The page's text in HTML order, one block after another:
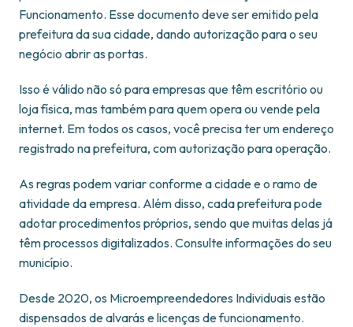
Funcionamento. Esse documento deve ser emitido pela
prefeitura da sua cidade, dando autorização para o seu
negócio abrir as portas.
Isso é válido não só para empresas que têm escritório ou
loja física, mas também para quem opera ou vende pela
internet. Em todos os casos, você precisa ter um endereço
registrado na prefeitura, com autorização para operação.
As regras podem variar conforme a cidade e o ramo de
atividade da empresa. Além disso, cada prefeitura pode
adotar procedimentos próprios, sendo que muitas delas já
têm processos digitalizados. Consulte informações do seu
município.
Desde 2020, os Microempreendedores Individuais estão
dispensados de alvarás e licenças de funcionamento.